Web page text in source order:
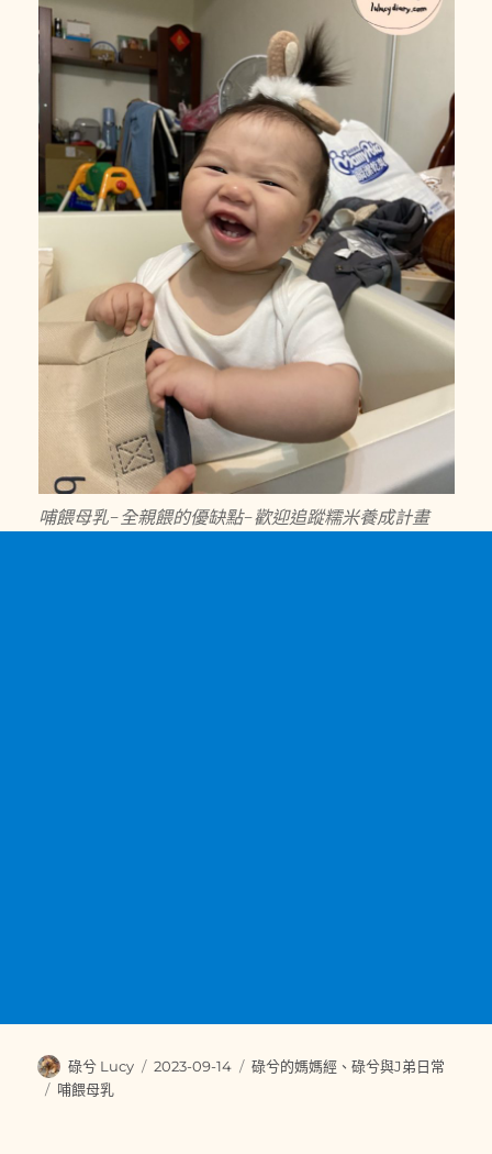
哺餵母乳-全親餵的優缺點-歡迎追蹤糯米養成計畫
作
者
碌兮 Lucy
發
2023-09-14
分
碌兮的媽媽經 、碌兮與J弟日常
標
哺餵母乳